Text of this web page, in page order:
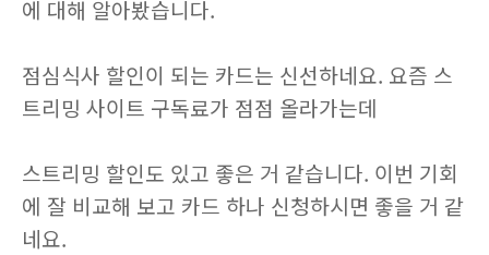
에 대해 알아봤습니다.
점심식사 할인이 되는 카드는 신선하네요. 요즘 스
트리밍 사이트 구독료가 점점 올라가는데
스트리밍 할인도 있고 좋은 거 같습니다. 이번 기회
에 잘 비교해 보고 카드 하나 신청하시면 좋을 거 같
네요.